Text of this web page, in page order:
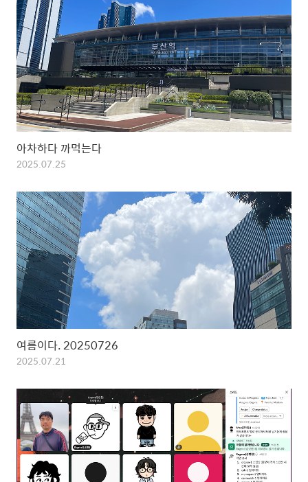
아차하다 까먹는다
2025.07.25
여름이다. 20250726
2025.07.21